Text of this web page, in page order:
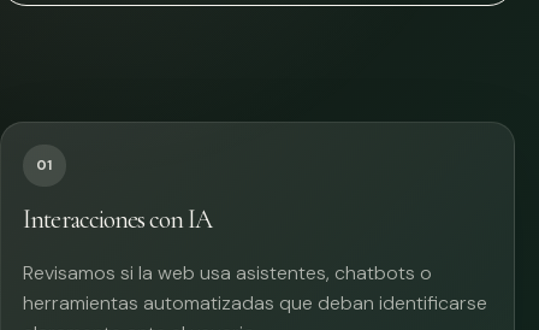
01
Interacciones con IA
Revisamos si la web usa asistentes, chatbots o
herramientas automatizadas que deban identificarse